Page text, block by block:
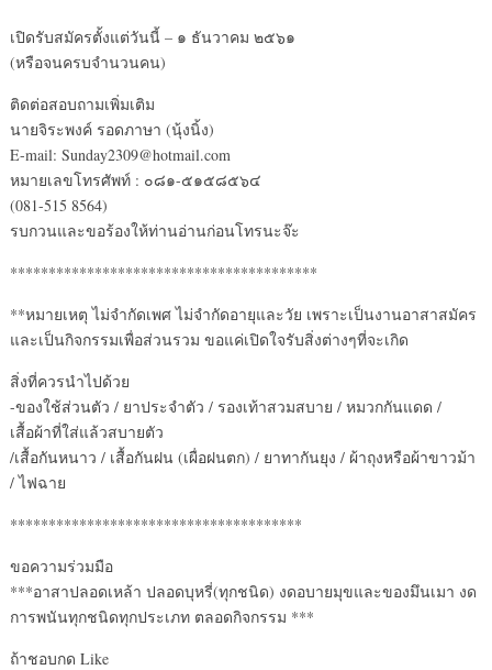
เปิดรับสมัครตั้งแต่วันนี้ – ๑ ธันวาคม ๒๕๖๑
(หรือจนครบจำนวนคน)
ติดต่อสอบถามเพิ่มเติม
นายจิระพงค์ รอดภาษา (นุ้งนิ้ง)
E-mail: Sunday2309@hotmail.com
หมายเลขโทรศัพท์ : ๐๘๑-๕๑๕๘๕๖๔
(081-515 8564)
รบกวนและขอร้องให้ท่านอ่านก่อนโทรนะจ๊ะ
****************************************
**หมายเหตุ ไม่จำกัดเพศ ไม่จำกัดอายุและวัย เพราะเป็นงานอาสาสมัคร
และเป็นกิจกรรมเพื่อส่วนรวม ขอแค่เปิดใจรับสิ่งต่างๆที่จะเกิด
สิ่งที่ควรนำไปด้วย
-ของใช้ส่วนตัว / ยาประจำตัว / รองเท้าสวมสบาย / หมวกกันแดด /
เสื้อผ้าที่ใส่แล้วสบายตัว
/เสื้อกันหนาว / เสื้อกันฝน (เผื่อฝนตก) / ยาทากันยุง / ผ้าถุงหรือผ้าขาวม้า
/ ไฟฉาย
**************************************
ขอความร่วมมือ
***อาสาปลอดเหล้า ปลอดบุหรี่(ทุกชนิด) งดอบายมุขและของมึนเมา งด
การพนันทุกชนิดทุกประเภท ตลอดกิจกรรม ***
ถ้าชอบกด Like